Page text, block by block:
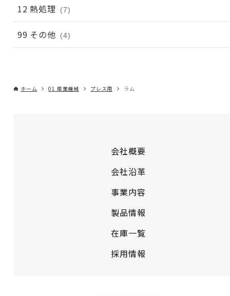
12 熱処理 (7)
99 その他 (4)
ホーム 01 産業機械 プレス用 ラム
会社概要
会社沿革
事業内容
製品情報
在庫一覧
採用情報